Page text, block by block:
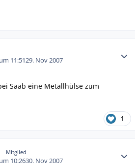
11:5129. Nov 2007
Saab eine Metallhülse zum
1
Mitglied
10:2630. Nov 2007